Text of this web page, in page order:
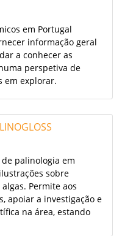
em Portugal
informação geral
a conhecer as
perspetiva de
em explorar.
de palinologia em
sobre
Permite aos
apoiar a investigação e
na área, estando